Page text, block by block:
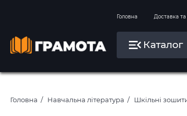
Головна Доставка
Каталог
Вправи на зимові канікули
Літо, пляж, плавання, басейни
Картини за номерами
Головна Навчальна література Шкільні